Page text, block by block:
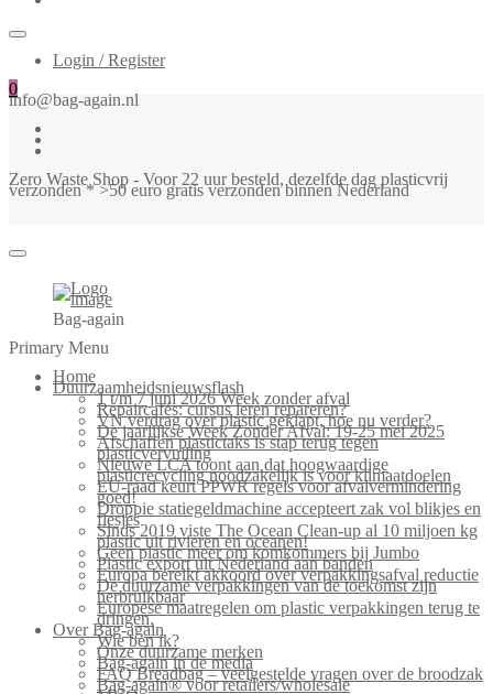
Login / Register
0
info@bag-again.nl
Zero Waste Shop - Voor 22 uur besteld, dezelfde dag plasticvrij
verzonden * >50 euro gratis verzonden binnen Nederland
Bag-again
Primary Menu
Home
Duurzaamheidsnieuwsflash
1 t/m 7 juni 2026 Week zonder afval
Repaircafés: cursus leren repareren?
VN verdrag over plastic geklapt, hoe nu verder?
De jaarlijkse Week Zonder Afval: 19-25 mei 2025
Afschaffen plastictaks is stap terug tegen
plasticvervuiling
Nieuwe LCA toont aan dat hoogwaardige
plasticrecycling noodzakelijk is voor klimaatdoelen
EU-raad keurt PPWR regels voor afvalvermindering
goed!
Droppie statiegeldmachine accepteert zak vol blikjes en
flesjes
Sinds 2019 viste The Ocean Clean-up al 10 miljoen kg
plastic uit rivieren en oceanen!
Geen plastic meer om komkommers bij Jumbo
Plastic export uit Nederland aan banden
Europa bereikt akkoord over verpakkingsafval reductie
De duurzame verpakkingen van de toekomst zijn
herbruikbaar
Europese maatregelen om plastic verpakkingen terug te
dringen.
Over Bag-again
Wie ben ik?
Onze duurzame merken
Bag-again in de media
FAQ Breadbag – veelgestelde vragen over de broodzak
Bag-again® voor retailers/wholesale